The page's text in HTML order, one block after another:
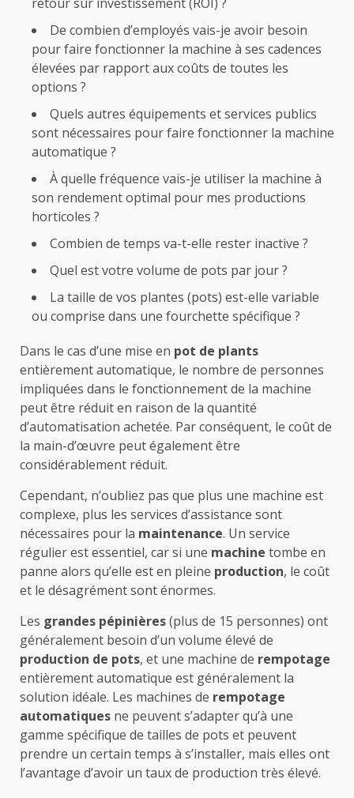
retour sur investissement (ROI) ?
De combien d’employés vais-je avoir besoin
pour faire fonctionner la machine à ses cadences
élevées par rapport aux coûts de toutes les
options ?
Quels autres équipements et services publics
sont nécessaires pour faire fonctionner la machine
automatique ?
À quelle fréquence vais-je utiliser la machine à
son rendement optimal pour mes productions
horticoles ?
Combien de temps va-t-elle rester inactive ?
Quel est votre volume de pots par jour ?
La taille de vos plantes (pots) est-elle variable
ou comprise dans une fourchette spécifique ?
Dans le cas d’une mise en pot de plants
entièrement automatique, le nombre de personnes
impliquées dans le fonctionnement de la machine
peut être réduit en raison de la quantité
d’automatisation achetée. Par conséquent, le coût de
la main-d’œuvre peut également être
considérablement réduit.
Cependant, n’oubliez pas que plus une machine est
complexe, plus les services d’assistance sont
nécessaires pour la maintenance. Un service
régulier est essentiel, car si une machine tombe en
panne alors qu’elle est en pleine production, le coût
et le désagrément sont énormes.
Les grandes pépinières(plus de 15 personnes) ont
généralement besoin d’un volume élevé de
production de pots, et une machine de rempotage
entièrement automatique est généralement la
solution idéale. Les machines de rempotage
automatiques ne peuvent s’adapter qu’à une
gamme spécifique de tailles de pots et peuvent
prendre un certain temps à s’installer, mais elles ont
l’avantage d’avoir un taux de production très élevé.